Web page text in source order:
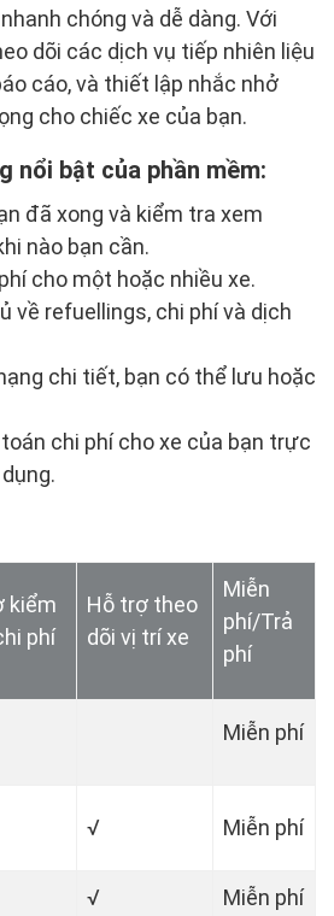
chóng và dễ dàng. Với
dõi các dịch vụ tiếp nhiên liệu
cáo, và thiết lập nhắc nhở
cho chiếc xe của bạn.
nổi bật của phần mềm:
đã xong và kiểm tra xem
nào bạn cần.
cho một hoặc nhiều xe.
về refuellings, chi phí và dịch
chi tiết, bạn có thể lưu hoặc
chi phí cho xe của bạn trực
kiểm
phí
Hỗ trợ theo
dõi vị trí xe
Miễn
phí/Trả
phí
Miễn phí
√ Miễn phí
√ Miễn phí